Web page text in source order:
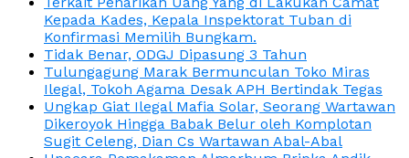
Kepada Kades, Kepala Inspektorat Tuban di
Konfirmasi Memilih Bungkam.
Tidak Benar, ODGJ Dipasung 3 Tahun
Tulungagung Marak Bermunculan Toko Miras
Ilegal, Tokoh Agama Desak APH Bertindak Tegas
Ungkap Giat Ilegal Mafia Solar, Seorang Wartawan
Dikeroyok Hingga Babak Belur oleh Komplotan
Sugit Celeng, Dian Cs Wartawan Abal-Abal